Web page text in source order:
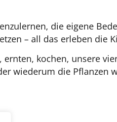
die eigene
– all das erleben die
kochen, unsere
wiederum die Pflanzen